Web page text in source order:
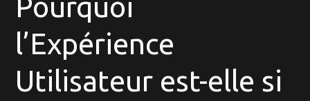
Pourquoi
l’Expérience
Utilisateur est-elle si